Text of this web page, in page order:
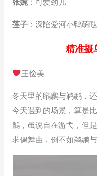
莲子 ：深陷爱河小鸭萌
精准摄
王俭美
冬天里的鸊鷉与鹈鹕，
今天遇到的场景，算是
鷉，虽说自在游弋，但
求偶舞曲，倒不如鹈鹕